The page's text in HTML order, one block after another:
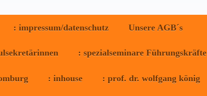
: impressum/datenschutz Unsere AGB´s
: spezialseminare Führungskräfte
: inhouse : prof. dr. wolfgang könig